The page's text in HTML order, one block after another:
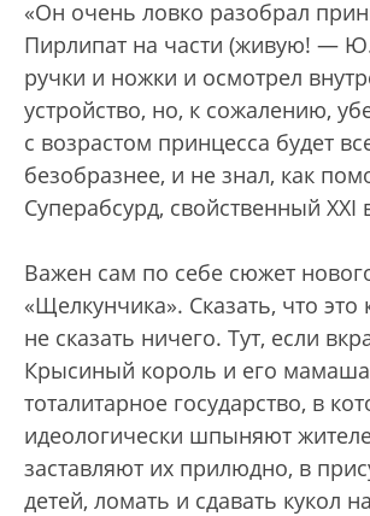
«Он очень ловко разобрал
Пирлипат на части (живую! —
ручки и ножки и осмотрел
устройство, но, к сожалению,
с возрастом принцесса будет
безобразнее, и не знал, как
Суперабсурд, свойственный XXI
Важен сам по себе сюжет
«Щелкунчика». Сказать, что
не сказать ничего. Тут, если
Крысиный король и его
тоталитарное государство, в
идеологически шпыняют
заставляют их прилюдно, в
детей, ломать и сдавать кукол